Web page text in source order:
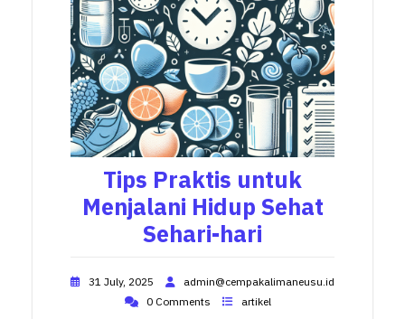
Tips Praktis untuk
Menjalani Hidup Sehat
Sehari-hari
31 July, 2025
admin@cempakalimaneusu.id
0 Comments
artikel